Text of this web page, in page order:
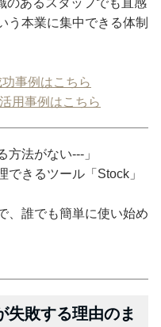
う本業に集中できる体制
事例はこちら
用事例はこちら
方法がない---」
きるツール「Stock」
、誰でも簡単に使い始め
失敗する理由のま